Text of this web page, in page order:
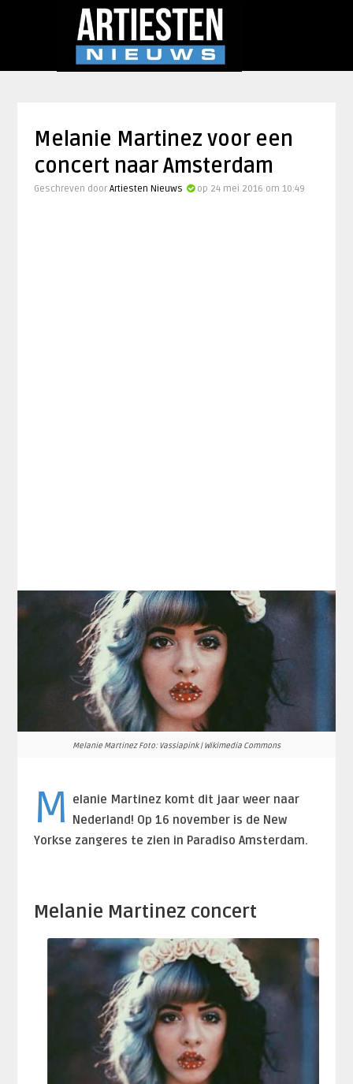
Melanie Martinez voor een
concert naar Amsterdam
Geschreven door Artiesten Nieuws op 24 mei 2016 om 10:49
Melanie Martinez Foto: Vassiapink | Wikimedia Commons
M
elanie Martinez komt dit jaar weer naar
Nederland! Op 16 november is de New
Yorkse zangeres te zien in Paradiso Amsterdam.
Melanie Martinez concert